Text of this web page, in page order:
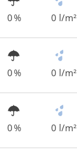
0 % 0 l/m²
0 % 0 l/m²
0 % 0 l/m²